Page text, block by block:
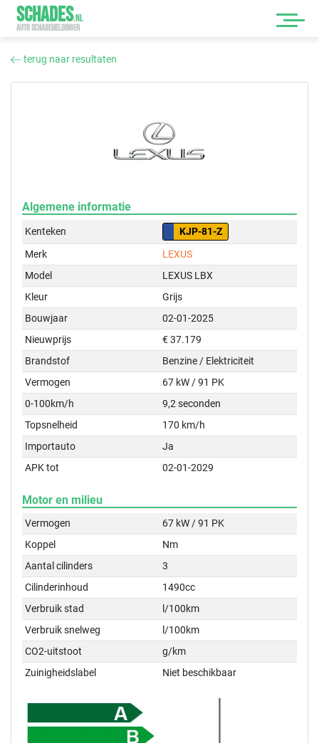
SCHADES.NL
AUTO SCHADEMELDINGEN
terug naar resultaten
Algemene informatie
Kenteken
KJP-81-Z
Merk
LEXUS
Model
LEXUS LBX
Kleur
Grijs
Bouwjaar
02-01-2025
Nieuwprijs
€ 37.179
Brandstof
Benzine / Elektriciteit
Vermogen
67 kW / 91 PK
0-100km/h
9,2 seconden
Topsnelheid
170 km/h
Importauto
Ja
APK tot
02-01-2029
Motor en milieu
Vermogen
67 kW / 91 PK
Koppel
Nm
Aantal cilinders
3
Cilinderinhoud
1490cc
Verbruik stad
l/100km
Verbruik snelweg
l/100km
CO2-uitstoot
g/km
Zuinigheidslabel
Niet beschikbaar